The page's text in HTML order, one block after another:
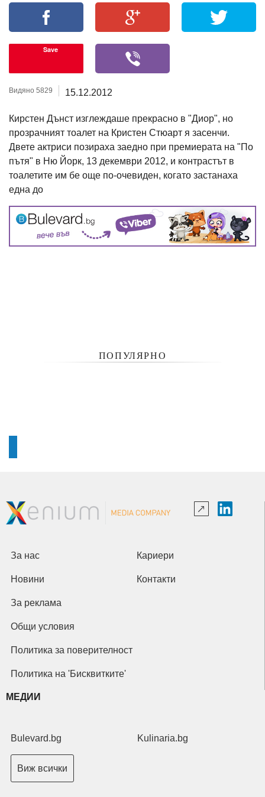
Save
Видяно 5829 15.12.2012
Кирстен Дънст изглеждаше прекрасно в "Диор", но
прозрачният тоалет на Кристен Стюарт я засенчи.
Двете актриси позираха заедно при премиерата на "По
пътя" в Ню Йорк, 13 декември 2012, и контрастът в
тоалетите им бе още по-очевиден, когато застанаха
една до
ПОПУЛЯРНО
За нас Кариери
Новини Контакти
За реклама
Общи условия
Политика за поверителност
Политика на 'Бисквитките'
МЕДИИ
Bulevard.bg Kulinaria.bg
Виж всички